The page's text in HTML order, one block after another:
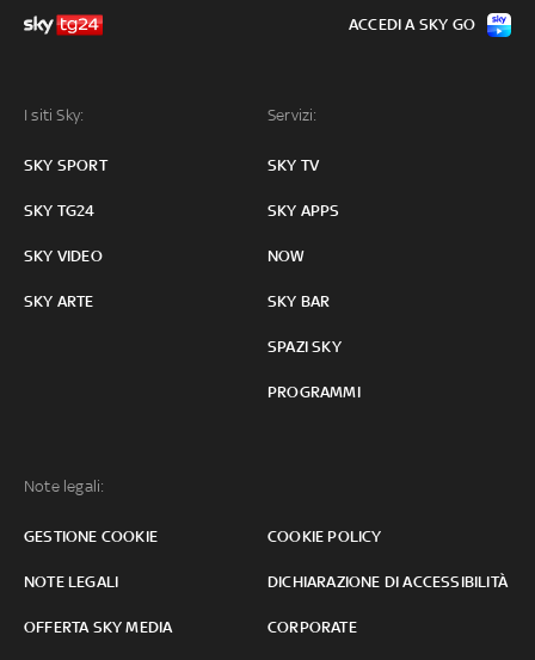
I siti Sky:
SKY SPORT
SKY TG24
SKY VIDEO
SKY ARTE
Servizi:
SKY TV
SKY APPS
NOW
SKY BAR
SPAZI SKY
PROGRAMMI
Note legali:
GESTIONE COOKIE COOKIE POLICY
NOTE LEGALI DICHIARAZIONE DI ACCESSIBILITÀ
OFFERTA SKY MEDIA CORPORATE
ACCEDI A SKY GO